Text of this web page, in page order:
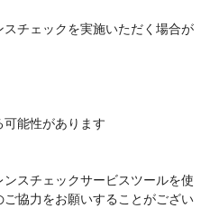
チェックを実施いただく場合が
能性があります
スチェックサービスツールを使
協力をお願いすることがござい